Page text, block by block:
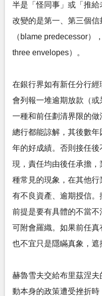
半是「怪同事」或「推
改變的是第一、第三個信
（blame predecessor）
three envelopes）。
在銀行界如有新任分行
會列報一堆逾期放款（
一種和前任劃清界限的
總行都能諒解，其後數
年的好成績。否則接任
現，責任均由後任承擔
種常見的現象，在其他
有不良資產、逾期授信。
前提是要有具體的不當
可附會羅織。如果前任
也不宜只是隱瞞真象，遮
赫魯雪夫交給布里茲涅
動本身的政策遭受挫折